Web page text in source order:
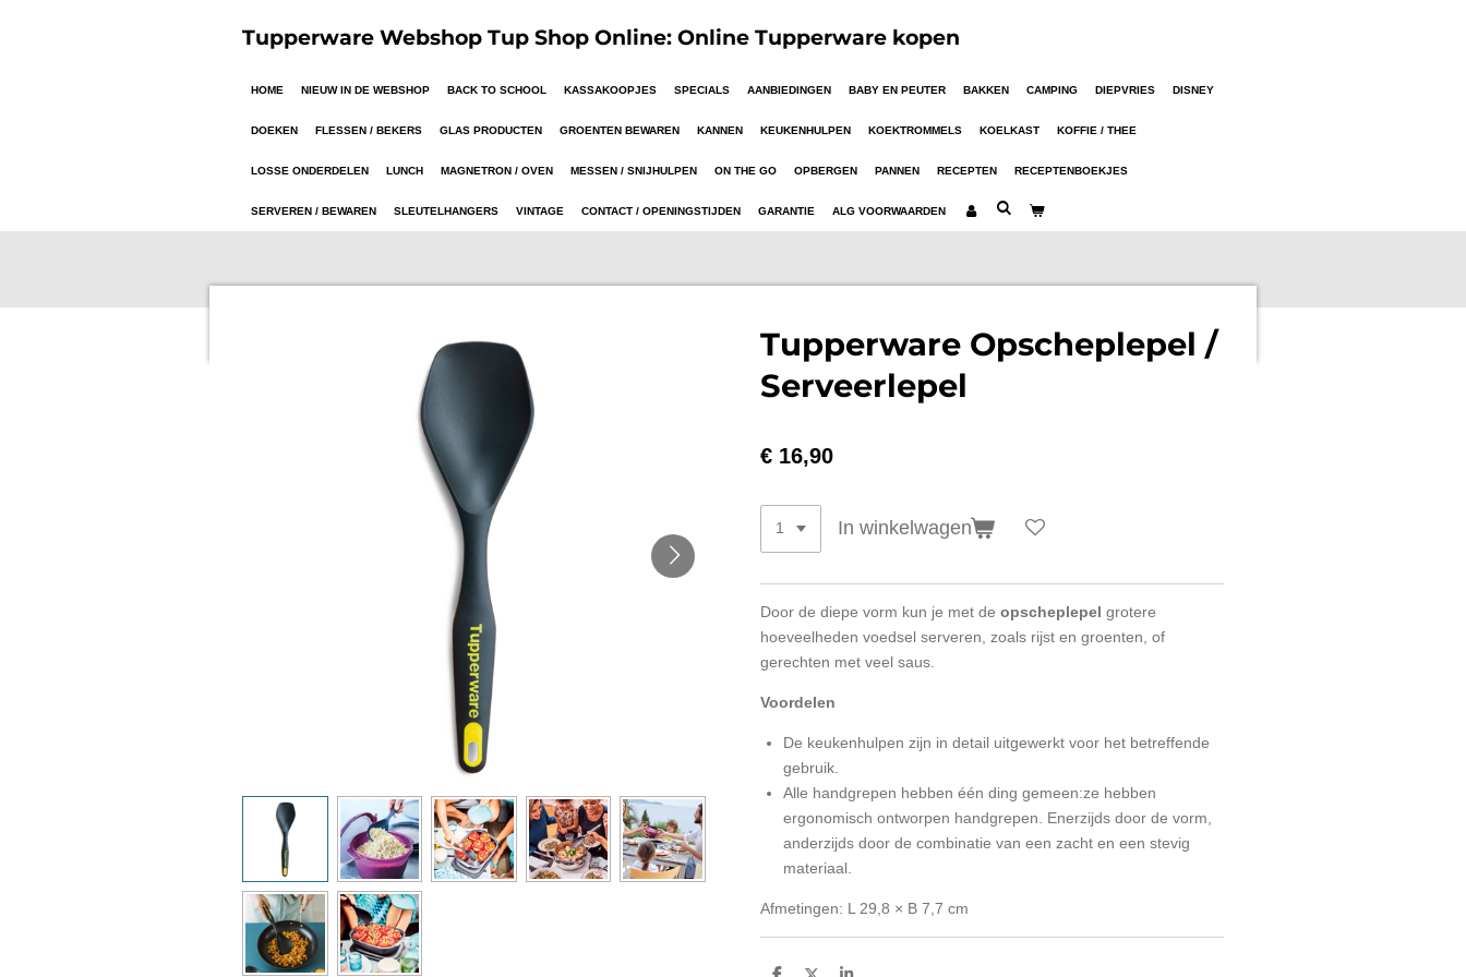
Tupperware Webshop Tup Shop Online: Online Tupperware kopen
HOME NIEUW IN DE WEBSHOP BACK TO SCHOOL KASSAKOOPJES SPECIALS AANBIEDINGEN BABY EN PEUTER BAKKEN CAMPING DIEPVRIES DISNEY
DOEKEN FLESSEN / BEKERS GLAS PRODUCTEN GROENTEN BEWAREN KANNEN KEUKENHULPEN KOEKTROMMELS KOELKAST KOFFIE / THEE
LOSSE ONDERDELEN LUNCH MAGNETRON / OVEN MESSEN / SNIJHULPEN ON THE GO OPBERGEN PANNEN RECEPTEN RECEPTENBOEKJES
SERVEREN / BEWAREN SLEUTELHANGERS VINTAGE CONTACT / OPENINGSTIJDEN GARANTIE ALG VOORWAARDEN
Tupperware Opscheplepel /
Serveerlepel
€ 16,90
In winkelwagen
Door de diepe vorm kun je met de opscheplepel grotere
hoeveelheden voedsel serveren, zoals rijst en groenten, of
gerechten met veel saus.
Voordelen
De keukenhulpen zijn in detail uitgewerkt voor het betreffende
gebruik.
Alle handgrepen hebben één ding gemeen:ze hebben
ergonomisch ontworpen handgrepen. Enerzijds door de vorm,
anderzijds door de combinatie van een zacht en een stevig
materiaal.
Afmetingen: L 29,8 × B 7,7 cm